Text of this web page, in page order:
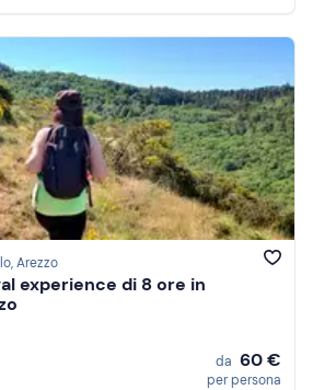
, Arezzo
experience di 8 ore in
da 60 €
per persona